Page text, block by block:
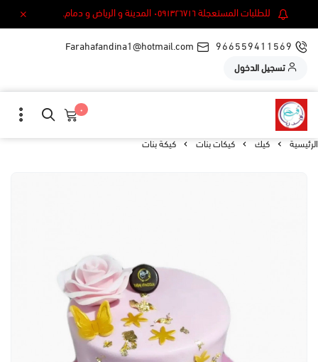
للطلبات المستعجلة ٠٥٩١٣٢٦٧١٦ المدينة و الرياض و دمام.
966559411569
Farahafandina1@hotmail.com
تسجيل الدخول
٠
الرئيسية كيك كيكات بنات كيكة بنات